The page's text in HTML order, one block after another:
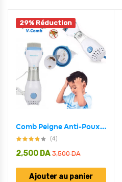
29% Réduction
Comb Peigne Anti-Poux Électrique et Nettoyeur Cheveux
(4)
3,500DA
2,500 DA
Ajouter au panier